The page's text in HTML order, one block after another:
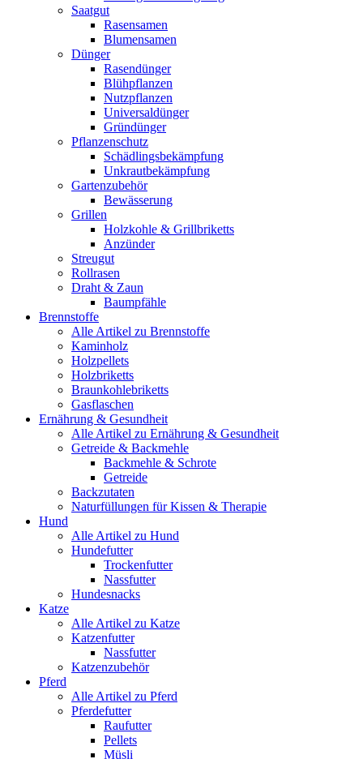
Saatgut
Rasensamen
Blumensamen
Dünger
Rasendünger
Blühpflanzen
Nutzpflanzen
Universaldünger
Gründünger
Pflanzenschutz
Schädlingsbekämpfung
Unkrautbekämpfung
Gartenzubehör
Bewässerung
Grillen
Holzkohle & Grillbriketts
Anzünder
Streugut
Rollrasen
Draht & Zaun
Baumpfähle
Brennstoffe
Alle Artikel zu Brennstoffe
Kaminholz
Holzpellets
Holzbriketts
Braunkohlebriketts
Gasflaschen
Ernährung & Gesundheit
Alle Artikel zu Ernährung & Gesundheit
Getreide & Backmehle
Backmehle & Schrote
Getreide
Backzutaten
Naturfüllungen für Kissen & Therapie
Hund
Alle Artikel zu Hund
Hundefutter
Trockenfutter
Nassfutter
Hundesnacks
Katze
Alle Artikel zu Katze
Katzenfutter
Nassfutter
Katzenzubehör
Pferd
Alle Artikel zu Pferd
Pferdefutter
Raufutter
Pellets
Müsli